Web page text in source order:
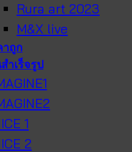
Rura art 2023
M&X live
าถูก
ำเร็จรูป
1
2